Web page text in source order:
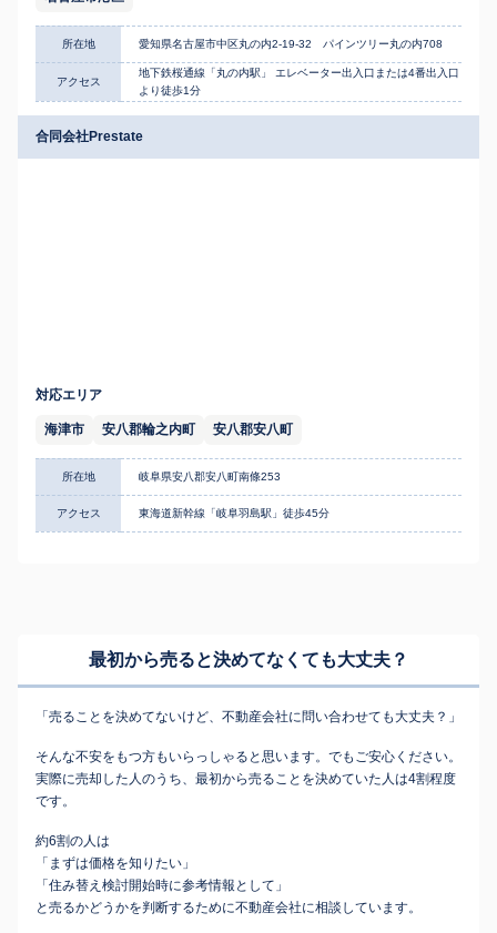
所在地 愛知県名古屋市中区丸の内2-19-32 パインツリー丸の内708
アクセス
地下鉄桜通線「丸の内駅」 エレベーター出入口または4番出入口
より徒歩1分
合同会社Prestate
対応エリア
海津市 安八郡輪之内町 安八郡安八町
所在地 岐阜県安八郡安八町南條253
アクセス 東海道新幹線「岐阜羽島駅」徒歩45分
最初から売ると決めてなくても大丈夫？
「売ることを決めてないけど、不動産会社に問い合わせても大丈夫？」
そんな不安をもつ方もいらっしゃると思います。でもご安心ください。
実際に売却した人のうち、最初から売ることを決めていた人は4割程度
です。
約6割の人は
「まずは価格を知りたい」
「住み替え検討開始時に参考情報として」
と売るかどうかを判断するために不動産会社に相談しています。